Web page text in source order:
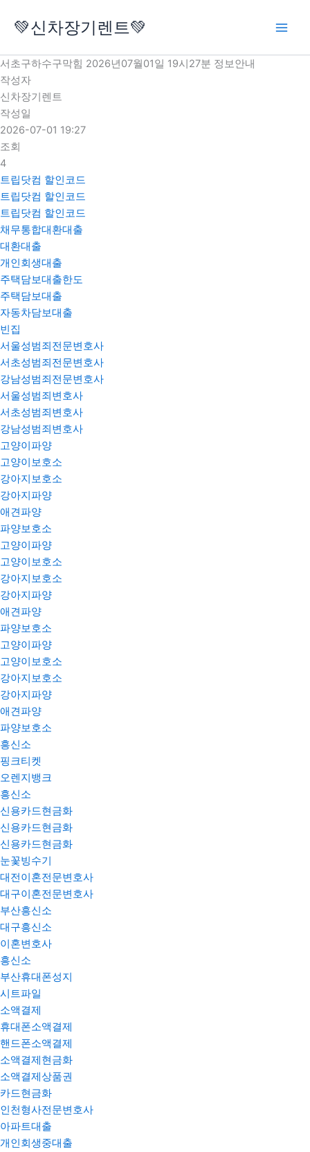
로
건
너
뛰
기
💚신차장기렌트💚
서초구하수구막힘 2026년07월01일 19시27분 정보안내
작성자
신차장기렌트
작성일
2026-07-01 19:27
조회
4
트립닷컴 할인코드
트립닷컴 할인코드
트립닷컴 할인코드
채무통합대환대출
대환대출
개인회생대출
주택담보대출한도
주택담보대출
자동차담보대출
빈집
서울성범죄전문변호사
서초성범죄전문변호사
강남성범죄전문변호사
서울성범죄변호사
서초성범죄변호사
강남성범죄변호사
고양이파양
고양이보호소
강아지보호소
강아지파양
애견파양
파양보호소
고양이파양
고양이보호소
강아지보호소
강아지파양
애견파양
파양보호소
고양이파양
고양이보호소
강아지보호소
강아지파양
애견파양
파양보호소
흥신소
핑크티켓
오렌지뱅크
흥신소
신용카드현금화
신용카드현금화
신용카드현금화
눈꽃빙수기
대전이혼전문변호사
대구이혼전문변호사
부산흥신소
대구흥신소
이혼변호사
흥신소
부산휴대폰성지
시트파일
소액결제
휴대폰소액결제
핸드폰소액결제
소액결제현금화
소액결제상품권
카드현금화
인천형사전문변호사
아파트대출
개인회생중대출